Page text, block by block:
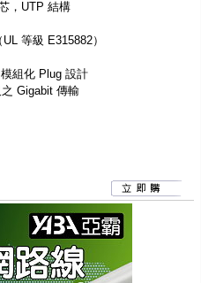
，UTP 結構
等級 E315882）
組化 Plug 設計
Gigabit 傳輸